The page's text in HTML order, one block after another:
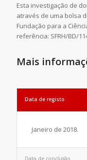
Esta investigação de
através de uma bolsa
Fundação para a
referência: SFRH/BD/
Mais
Data de registo
Janeiro de 2018.
Data de conclusão